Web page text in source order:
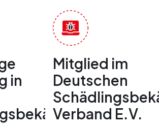
in
Mitglied im
Deutschen
Verband E.V.